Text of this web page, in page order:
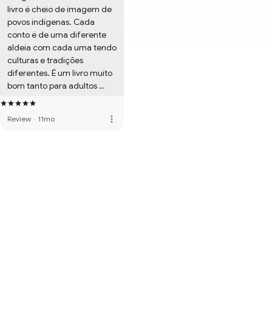
livro é cheio de imagem de
povos indígenas. Cada
conto é de uma diferente
aldeia com cada uma tendo
culturas e tradições
diferentes. É um livro muito
bom tanto para adultos
quanto para crianças.
Review · 11mo more_vert